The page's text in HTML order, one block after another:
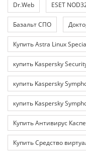
Dr.Web ESET
Базальт СПО
Купить Astra Linux
купить Kaspersky
купить Kaspersky
купить Kaspersky
Купить Антивирус
Купить Средство